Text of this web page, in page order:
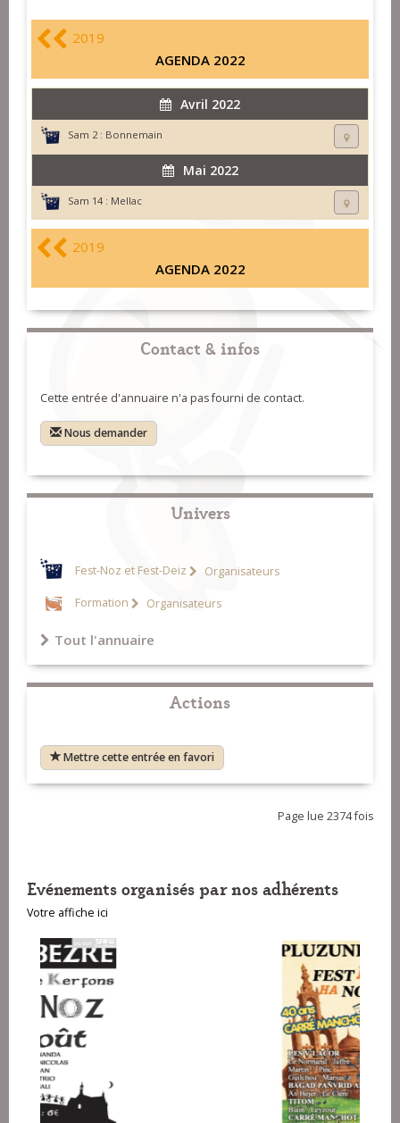
2019
AGENDA 2022
Avril 2022
Sam 2 : Bonnemain
Mai 2022
Sam 14 : Mellac
2019
AGENDA 2022
Contact & infos
Cette entrée d'annuaire n'a pas fourni de contact.
Nous demander
Univers
Fest-Noz et Fest-Deiz Organisateurs
Formation Organisateurs
Tout l'annuaire
Actions
Mettre cette entrée en favori
Page lue 2374 fois
Evénements organisés par nos adhérents
Votre affiche ici